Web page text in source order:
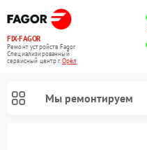
FIX-FAGOR
Ремонт устройств Fagor
Специализированный
cервисный центр г.Орёл
Мы ремонтируем